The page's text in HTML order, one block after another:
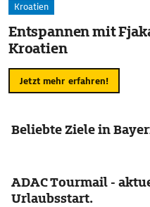
Kroatien
Entspannen mit
Kroatien
Jetzt mehr erfahren!
Beliebte Ziele in
ADAC Tourmail -
Urlaubsstart.